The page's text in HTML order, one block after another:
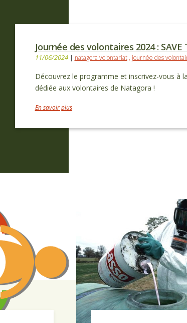
Journée des volontaires 2024 : SAVE
11/06/2024 | natagora volontariat, journée des
Découvrez le programme et inscrivez-vous à
dédiée aux volontaires de Natagora !
En savoir plus